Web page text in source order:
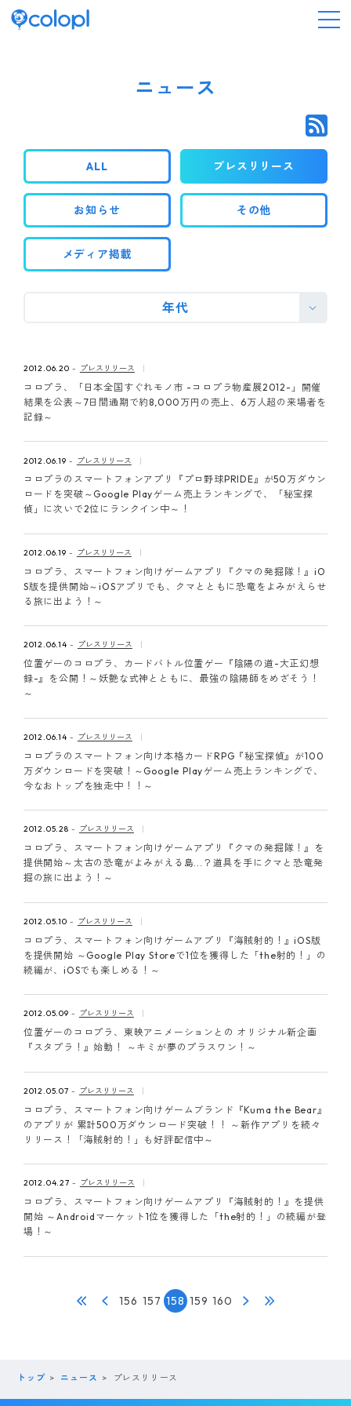
IR情報
採用情報
ピンマーク
EN
ニュース
ALL プレスリリース
お知らせ その他
メディア掲載
年代
2012.06.20 プレスリリース
コロプラ、「日本全国すぐれモノ市 -コロプラ物産展2012-」開催
結果を公表～7日間通期で約8,000万円の売上、6万人超の来場者を
記録～
2012.06.19 プレスリリース
コロプラのスマートフォンアプリ『プロ野球PRIDE』が50万ダウン
ロードを突破～Google Playゲーム売上ランキングで、「秘宝探
偵」に次いで2位にランクイン中～！
2012.06.19 プレスリリース
コロプラ、スマートフォン向けゲームアプリ『クマの発掘隊！』iO
S版を提供開始～iOSアプリでも、クマとともに恐竜をよみがえらせ
る旅に出よう！～
2012.06.14 プレスリリース
位置ゲーのコロプラ、カードバトル位置ゲー『陰陽の道-大正幻想
録-』を公開！～妖艶な式神とともに、最強の陰陽師をめざそう！
～
2012.06.14 プレスリリース
コロプラのスマートフォン向け本格カードRPG『秘宝探偵』が100
万ダウンロードを突破！～Google Playゲーム売上ランキングで、
今なおトップを独走中！！～
2012.05.28 プレスリリース
コロプラ、スマートフォン向けゲームアプリ『クマの発掘隊！』を
提供開始～太古の恐竜がよみがえる島...？道具を手にクマと恐竜発
掘の旅に出よう！～
2012.05.10 プレスリリース
コロプラ、スマートフォン向けゲームアプリ『海賊射的！』iOS版
を提供開始 ～Google Play Storeで1位を獲得した「the射的！」の
続編が、iOSでも楽しめる！～
2012.05.09 プレスリリース
位置ゲーのコロプラ、東映アニメーションとの オリジナル新企画
『スタプラ！』始動！ ～キミが夢のプラスワン！～
2012.05.07 プレスリリース
コロプラ、スマートフォン向けゲームブランド『Kuma the Bear』
のアプリが 累計500万ダウンロード突破！！ ～新作アプリを続々
リリース！「海賊射的！」も好評配信中～
2012.04.27 プレスリリース
コロプラ、スマートフォン向けゲームアプリ『海賊射的！』を提供
開始 ～Androidマーケット1位を獲得した「the射的！」の続編が登
場！～
156 157 158 159 160
トップ ニュース プレスリリース